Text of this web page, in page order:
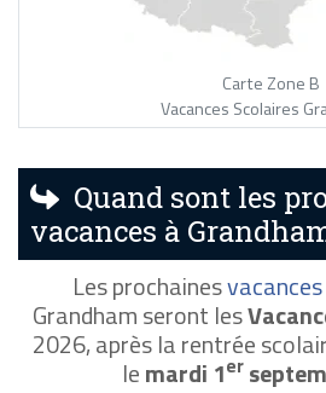
Carte Zone B
Vacances Scolaires
Quand sont les
vacances à
Les prochaines
Grandham seront les
2026, après la rentrée
lemardi 1er